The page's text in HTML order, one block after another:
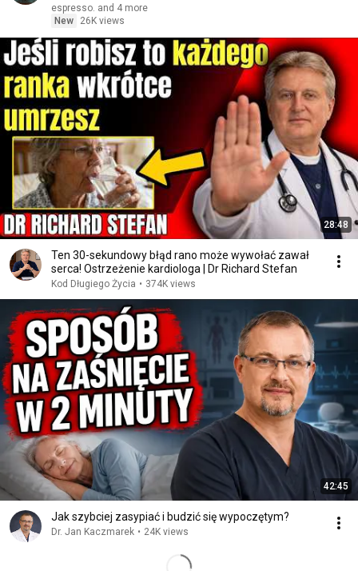
espresso. and 4 more
New
26K views
28:48
Ten 30-sekundowy błąd rano może wywołać zawał
serca! Ostrzeżenie kardiologa | Dr Richard Stefan
Kod Długiego Życia • 374K views
42:45
Jak szybciej zasypiać i budzić się wypoczętym?
Dr. Jan Kaczmarek • 24K views